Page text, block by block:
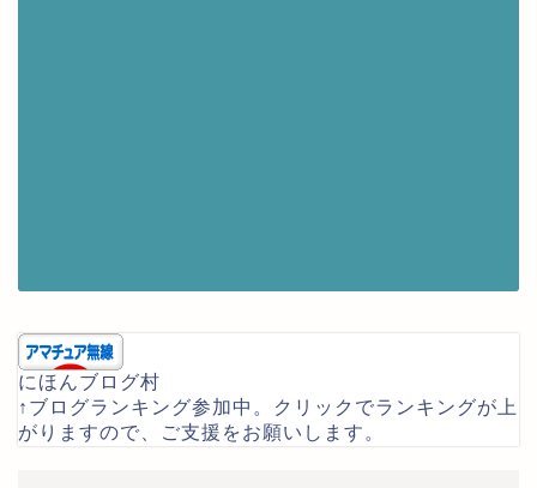
にほんブログ村
↑ブログランキング参加中。クリックでランキングが上
がりますので、ご支援をお願いします。